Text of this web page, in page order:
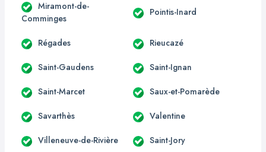
Miramont-de-
Comminges
Pointis-Inard
Régades Rieucazé
Saint-Gaudens Saint-Ignan
Saint-Marcet Saux-et-Pomarède
Savarthès Valentine
Villeneuve-de-Rivière Saint-Jory